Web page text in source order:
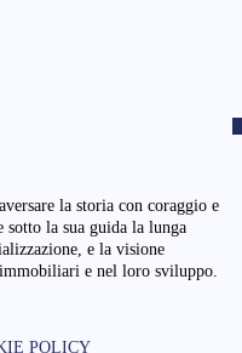
la storia con coraggio e
la sua guida la lunga
e la visione
e nel loro sviluppo.
POLICY